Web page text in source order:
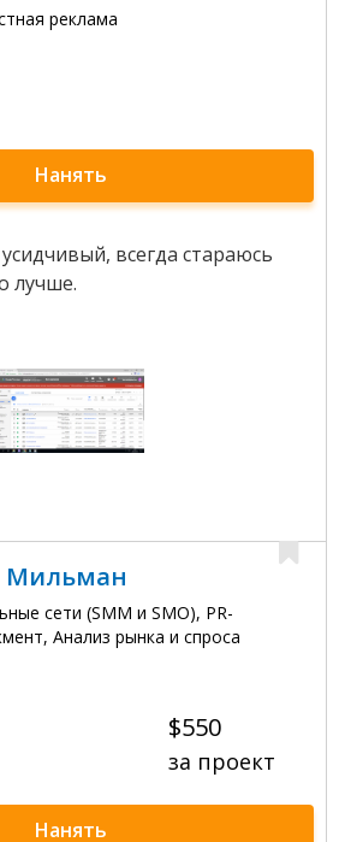
реклама
Нанять
всегда стараюсь
лучше.
Мильман
сети (SMM и SMO), PR-
Анализ рынка и спроса
$550
за проект
Нанять